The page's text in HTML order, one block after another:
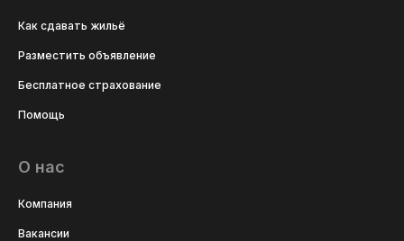
Как сдавать жильё
Разместить объявление
Бесплатное страхование
Помощь
О нас
Компания
Вакансии